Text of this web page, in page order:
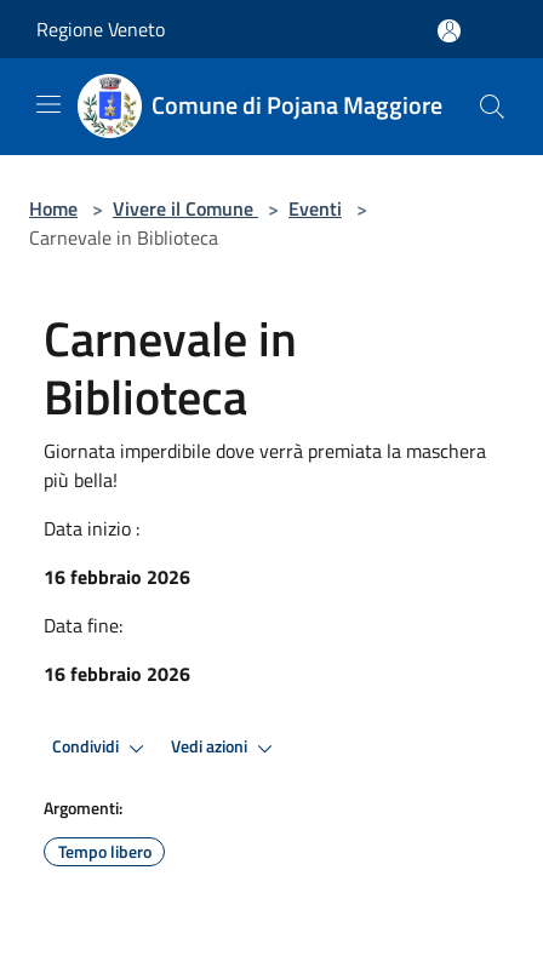
Regione Veneto
Comune di Pojana Maggiore
Home > Vivere il Comune > Eventi >
Carnevale in Biblioteca
Carnevale in
Biblioteca
Giornata imperdibile dove verrà premiata la maschera
più bella!
Data inizio :
16 febbraio 2026
Data fine:
16 febbraio 2026
Condividi Vedi azioni
Argomenti:
Tempo libero